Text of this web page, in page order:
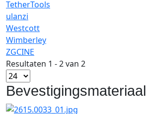
TetherTools
ulanzi
Westcott
Wimberley
ZGCINE
Resultaten 1 - 2 van 2
Bevestigingsmateriaal